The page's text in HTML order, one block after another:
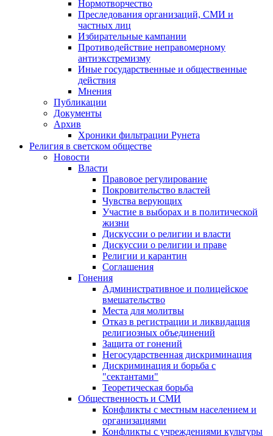
Нормотворчество
Преследования организаций, СМИ и
частных лиц
Избирательные кампании
Противодействие неправомерному
антиэкстремизму
Иные государственные и общественные
действия
Мнения
Публикации
Документы
Архив
Хроники фильтрации Рунета
Религия в светском обществе
Новости
Власти
Правовое регулирование
Покровительство властей
Чувства верующих
Участие в выборах и в политической
жизни
Дискуссии о религии и власти
Дискуссии о религии и праве
Религии и карантин
Соглашения
Гонения
Административное и полицейское
вмешательство
Места для молитвы
Отказ в регистрации и ликвидация
религиозных объединений
Защита от гонений
Негосударственная дискриминация
Дискриминация и борьба с
"сектантами"
Теоретическая борьба
Общественность и СМИ
Конфликты с местным населением и
организациями
Конфликты с учреждениями культуры